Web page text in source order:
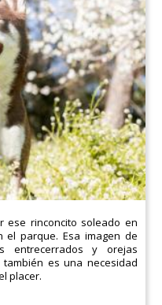
ese rinconcito soleado en
parque. Esa imagen de
entrecerrados y orejas
es una necesidad
placer.